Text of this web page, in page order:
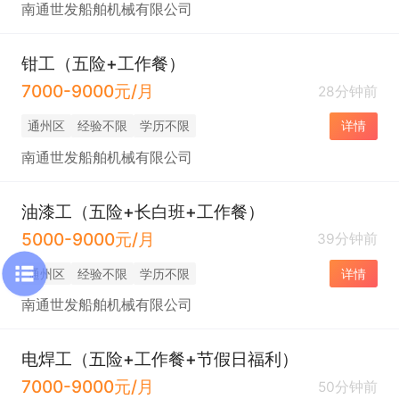
南通世发船舶机械有限公司
钳工（五险+工作餐）
7000-9000元/月
28分钟前
通州区 经验不限 学历不限 详情
南通世发船舶机械有限公司
油漆工（五险+长白班+工作餐）
5000-9000元/月
39分钟前
通州区 经验不限 学历不限 详情
南通世发船舶机械有限公司
电焊工（五险+工作餐+节假日福利）
7000-9000元/月
50分钟前